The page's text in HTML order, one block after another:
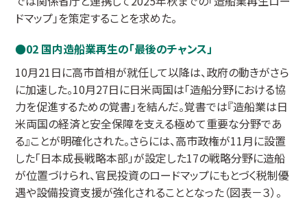
ドマップ」を策定することを求めた。
02 国内造船業再生の「最後のチャンス」
10月21日に高市首相が就任して以降は、政府の動きがさら
に加速した。10月27日に日米両国は「造船分野における協
力を促進するための覚書」を結んだ。覚書では『造船業は日
米両国の経済と安全保障を支える極めて重要な分野であ
る』ことが明確化された。さらには、高市政権が11月に設置
した「日本成長戦略本部」が設定した17の戦略分野に造船
が位置づけられ、官民投資のロードマップにもとづく税制優
遇や設備投資支援が強化されることとなった（図表－３）。